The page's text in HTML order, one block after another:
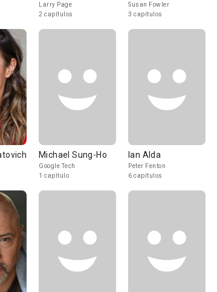
Larry Page
2 capítulos
Susan Fowler
3 capítulos
Michael Sung-Ho
Google Tech
1 capítulo
Ian Alda
Peter Fenton
6 capítulos